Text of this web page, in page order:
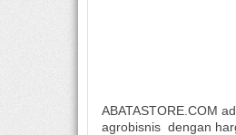
ABATASTORE.COM
agrobisnis dengan